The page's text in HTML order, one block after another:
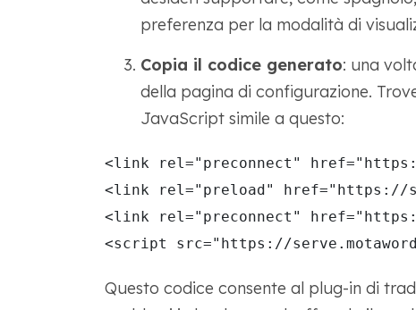
preferenza per la modalità di
Copia il codice generato: una
della pagina di configurazione.
JavaScript simile a questo:
<link rel="preconnect"
<link rel="preload" href="https://
<link rel="preconnect"
<script src="https://
Questo codice consente al plug-in di